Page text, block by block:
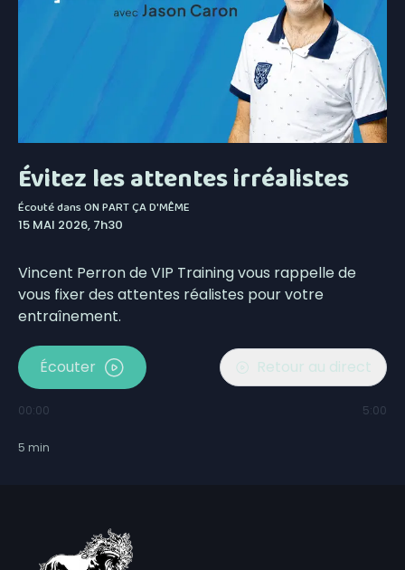
Évitez les attentes irréalistes
Écouté dansON PART ÇA D'MÊME
15 MAI 2026, 7h30
Vincent Perron de VIP Training vous rappelle de
vous fixer des attentes réalistes pour votre
entraînement.
Écouter Retour au direct
00:00 5:00
5 min